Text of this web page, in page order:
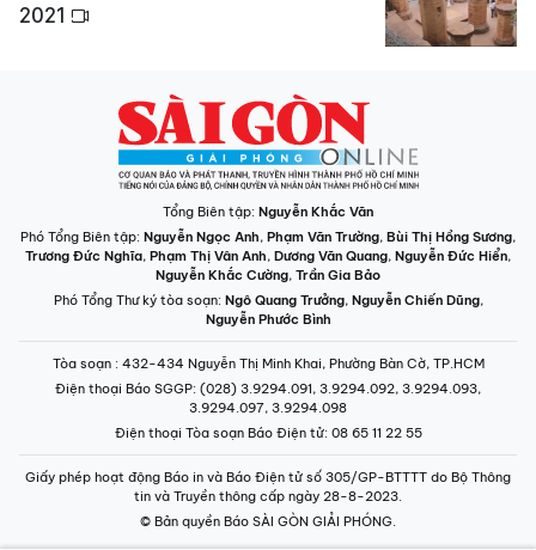
2021
Tổng Biên tập: Nguyễn Khắc Văn
Phó Tổng Biên tập: Nguyễn Ngọc Anh, Phạm Văn Trường, Bùi Thị Hồng Sương,
Trương Đức Nghĩa, Phạm Thị Vân Anh, Dương Văn Quang, Nguyễn Đức Hiển,
Nguyễn Khắc Cường, Trần Gia Bảo
Phó Tổng Thư ký tòa soạn: Ngô Quang Trưởng, Nguyễn Chiến Dũng,
Nguyễn Phước Bình
Tòa soạn : 432-434 Nguyễn Thị Minh Khai, Phường Bàn Cờ, TP.HCM
Điện thoại Báo SGGP: (028) 3.9294.091, 3.9294.092, 3.9294.093,
3.9294.097, 3.9294.098
Điện thoại Tòa soạn Báo Điện tử: 08 65 11 22 55
Giấy phép hoạt động Báo in và Báo Điện tử số 305/GP-BTTTT do Bộ Thông
tin và Truyền thông cấp ngày 28-8-2023.
© Bản quyền Báo SÀI GÒN GIẢI PHÓNG.